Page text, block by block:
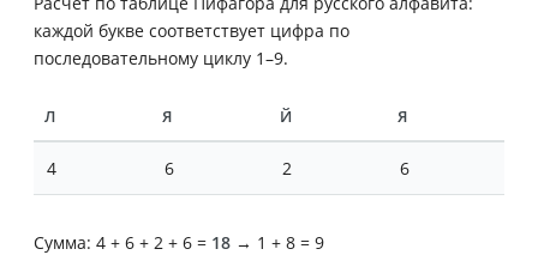
каждой букве соответствует цифра по
последовательному циклу 1–9.
Л Я Й Я
4 6 2 6
Сумма: 4 + 6 + 2 + 6 = 18 → 1 + 8 = 9